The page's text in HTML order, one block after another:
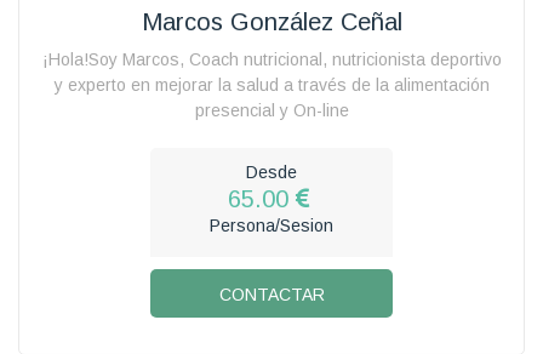
Marcos González Ceñal
¡Hola!Soy Marcos, Coach nutricional, nutricionista deportivo
y experto en mejorar la salud a través de la alimentación
presencial y On-line
Desde
65.00
Persona/Sesion
CONTACTAR